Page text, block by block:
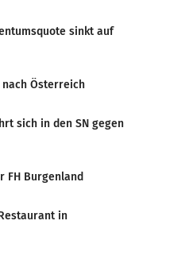
sinkt auf
Österreich
sich in den SN gegen
FH Burgenland
in